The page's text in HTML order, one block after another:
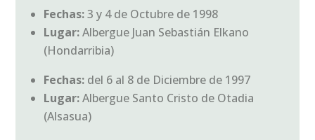
Fechas:3 y 4 de Octubre de 1998
Lugar:Albergue Juan Sebastián Elkano
(Hondarribia)
Fechas: del 6 al 8 de Diciembre de 1997
Lugar:Albergue Santo Cristo de Otadia
(Alsasua)